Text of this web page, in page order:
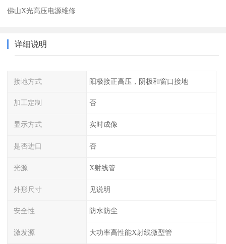
佛山X光高压电源维修
详细说明
接地方式 阳极接正高压，阴极和窗口接地
加工定制 否
显示方式 实时成像
是否进口 否
光源 X射线管
外形尺寸 见说明
安全性 防水防尘
激发源 大功率高性能X射线微型管